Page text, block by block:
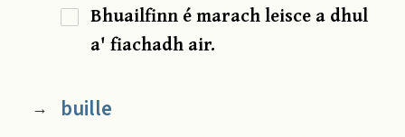
Bhuailfinn é marach leisce a dhul
a' fiachadh air.
→ buille